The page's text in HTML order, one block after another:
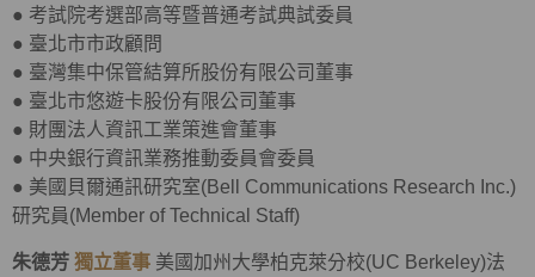
● 考試院考選部高等暨普通考試典試委員
● 臺北市市政顧問
● 臺灣集中保管結算所股份有限公司董事
● 臺北市悠遊卡股份有限公司董事
● 財團法人資訊工業策進會董事
● 中央銀行資訊業務推動委員會委員
● 美國貝爾通訊研究室(Bell Communications Research Inc.)
研究員(Member of Technical Staff)
朱德芳 獨立董事 美國加州大學柏克萊分校(UC Berkeley)法